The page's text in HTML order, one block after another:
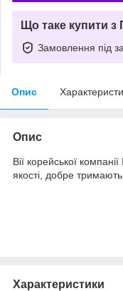
Що таке купити з
Замовлення під
Опис
Опис
Вії корейської
якості, добре тримають
Характеристики